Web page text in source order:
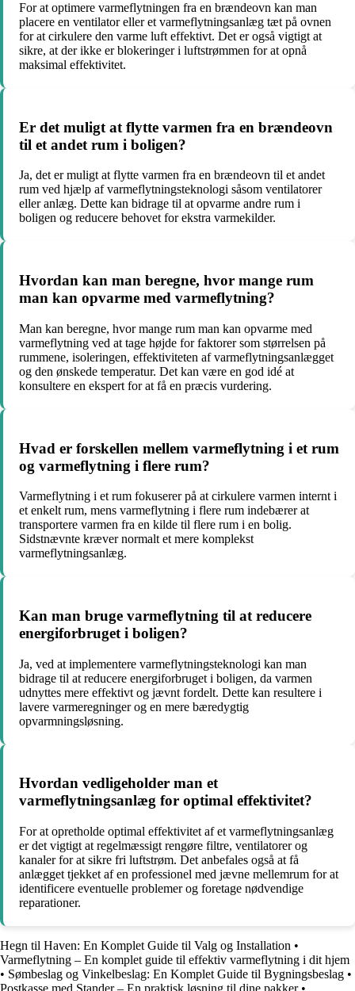
For at optimere varmeflytningen fra en brændeovn kan man
placere en ventilator eller et varmeflytningsanlæg tæt på ovnen
for at cirkulere den varme luft effektivt. Det er også vigtigt at
sikre, at der ikke er blokeringer i luftstrømmen for at opnå
maksimal effektivitet.
Er det muligt at flytte varmen fra en brændeovn
til et andet rum i boligen?
Ja, det er muligt at flytte varmen fra en brændeovn til et andet
rum ved hjælp af varmeflytningsteknologi såsom ventilatorer
eller anlæg. Dette kan bidrage til at opvarme andre rum i
boligen og reducere behovet for ekstra varmekilder.
Hvordan kan man beregne, hvor mange rum
man kan opvarme med varmeflytning?
Man kan beregne, hvor mange rum man kan opvarme med
varmeflytning ved at tage højde for faktorer som størrelsen på
rummene, isoleringen, effektiviteten af varmeflytningsanlægget
og den ønskede temperatur. Det kan være en god idé at
konsultere en ekspert for at få en præcis vurdering.
Hvad er forskellen mellem varmeflytning i et rum
og varmeflytning i flere rum?
Varmeflytning i et rum fokuserer på at cirkulere varmen internt i
et enkelt rum, mens varmeflytning i flere rum indebærer at
transportere varmen fra en kilde til flere rum i en bolig.
Sidstnævnte kræver normalt et mere komplekst
varmeflytningsanlæg.
Kan man bruge varmeflytning til at reducere
energiforbruget i boligen?
Ja, ved at implementere varmeflytningsteknologi kan man
bidrage til at reducere energiforbruget i boligen, da varmen
udnyttes mere effektivt og jævnt fordelt. Dette kan resultere i
lavere varmeregninger og en mere bæredygtig
opvarmningsløsning.
Hvordan vedligeholder man et
varmeflytningsanlæg for optimal effektivitet?
For at opretholde optimal effektivitet af et varmeflytningsanlæg
er det vigtigt at regelmæssigt rengøre filtre, ventilatorer og
kanaler for at sikre fri luftstrøm. Det anbefales også at få
anlægget tjekket af en professionel med jævne mellemrum for at
identificere eventuelle problemer og foretage nødvendige
reparationer.
Hegn til Haven: En Komplet Guide til Valg og Installation •
Varmeflytning – En komplet guide til effektiv varmeflytning i dit hjem
• Sømbeslag og Vinkelbeslag: En Komplet Guide til Bygningsbeslag •